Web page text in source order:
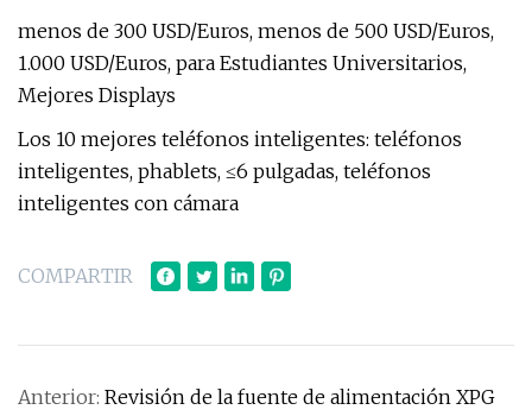
menos de 300 USD/Euros, menos de 500 USD/Euros,
1.000 USD/Euros, para Estudiantes Universitarios,
Mejores Displays
Los 10 mejores teléfonos inteligentes: teléfonos
inteligentes, phablets, ≤6 pulgadas, teléfonos
inteligentes con cámara
COMPARTIR
Anterior: Revisión de la fuente de alimentación XPG